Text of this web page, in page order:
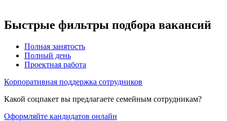
Быстрые фильтры подбора вакансий
Полная занятость
Полный день
Проектная работа
Корпоративная поддержка сотрудников
Какой соцпакет вы предлагаете семейным сотрудникам?
Оформляйте кандидатов онлайн